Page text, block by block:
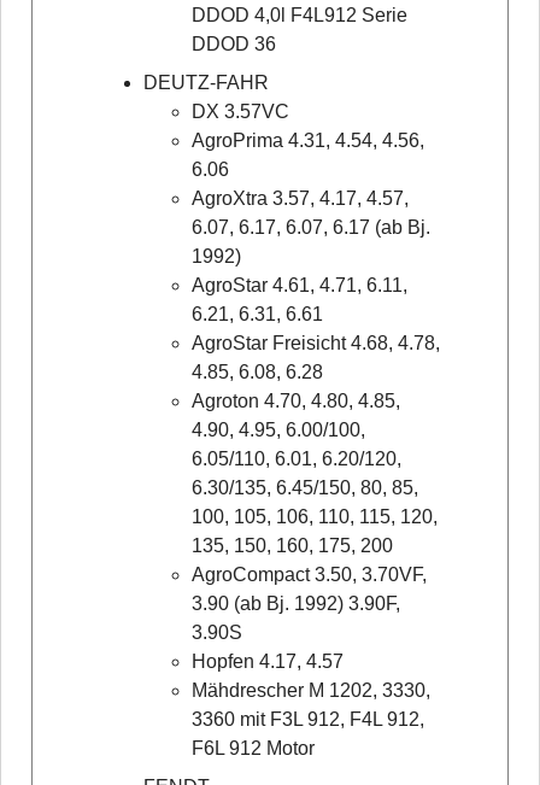
DDOD 4,0l F4L912 Serie
DDOD 36
DEUTZ-FAHR
DX 3.57VC
AgroPrima 4.31, 4.54, 4.56,
6.06
AgroXtra 3.57, 4.17, 4.57,
6.07, 6.17, 6.07, 6.17 (ab Bj.
1992)
AgroStar 4.61, 4.71, 6.11,
6.21, 6.31, 6.61
AgroStar Freisicht 4.68, 4.78,
4.85, 6.08, 6.28
Agroton 4.70, 4.80, 4.85,
4.90, 4.95, 6.00/100,
6.05/110, 6.01, 6.20/120,
6.30/135, 6.45/150, 80, 85,
100, 105, 106, 110, 115, 120,
135, 150, 160, 175, 200
AgroCompact 3.50, 3.70VF,
3.90 (ab Bj. 1992) 3.90F,
3.90S
Hopfen 4.17, 4.57
Mähdrescher M 1202, 3330,
3360 mit F3L 912, F4L 912,
F6L 912 Motor